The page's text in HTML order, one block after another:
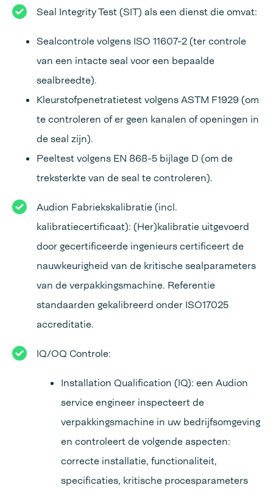
Seal Integrity Test (SIT) als een dienst die omvat:
Sealcontrole volgens ISO 11607-2 (ter controle
van een intacte seal voor een bepaalde
sealbreedte).
Kleurstofpenetratietest volgens ASTM F1929 (om
te controleren of er geen kanalen of openingen in
de seal zijn).
Peeltest volgens EN 868-5 bijlage D (om de
treksterkte van de seal te controleren).
Audion Fabriekskalibratie (incl.
kalibratiecertificaat): (Her)kalibratie uitgevoerd
door gecertificeerde ingenieurs certificeert de
nauwkeurigheid van de kritische sealparameters
van de verpakkingsmachine. Referentie
standaarden gekalibreerd onder ISO17025
accreditatie.
IQ/OQ Controle:
Installation Qualification (IQ): een Audion
service engineer inspecteert de
verpakkingsmachine in uw bedrijfsomgeving
en controleert de volgende aspecten:
correcte installatie, functionaliteit,
specificaties, kritische procesparameters